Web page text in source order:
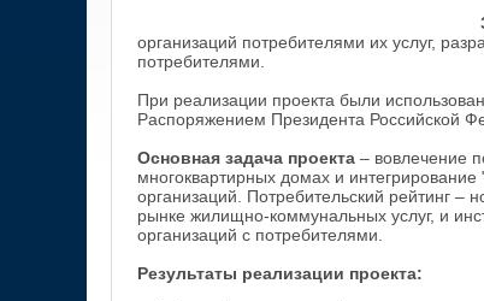
организаций потребителями их услуг,
потребителями.
При реализации проекта были
Распоряжением Президента Российской
Основная задача проекта – вовлечение
многоквартирных домах и
организаций. Потребительский рейтинг
рынке жилищно-коммунальных услуг, и
организаций с потребителями.
Результаты реализации проекта: